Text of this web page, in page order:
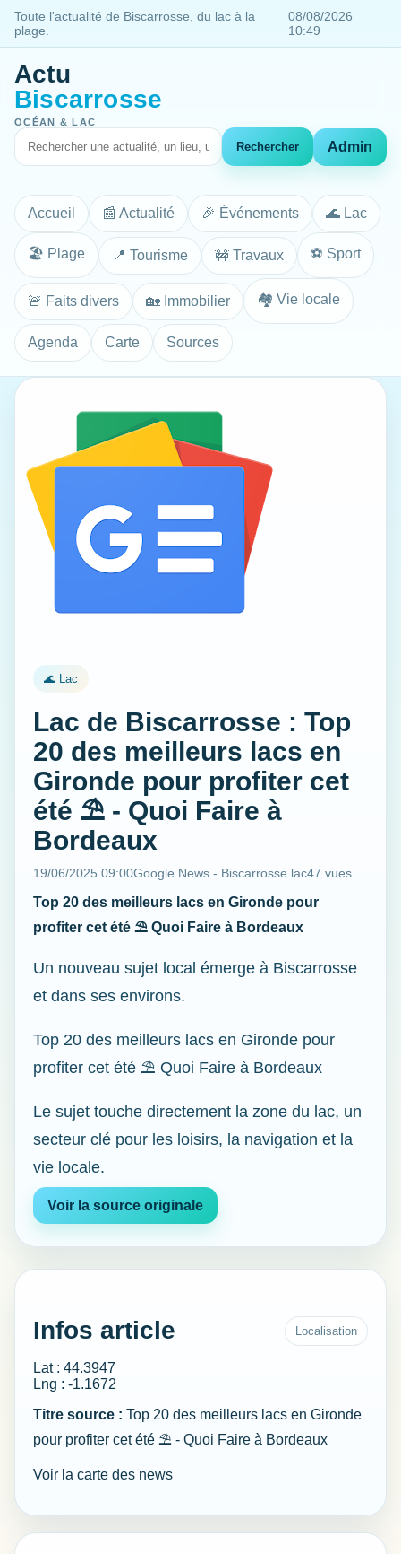
Toute l'actualité de Biscarrosse, du lac à la
plage.
08/08/2026
10:49
Actu
Biscarrosse
OCÉAN & LAC
Rechercher Admin
Accueil 📰 Actualité 🎉 Événements 🌊 Lac
🏖️ Plage 📍 Tourisme 🚧 Travaux ⚽ Sport
🚨 Faits divers 🏡 Immobilier 🏘️ Vie locale
Agenda Carte Sources
🌊 Lac
Lac de Biscarrosse : Top
20 des meilleurs lacs en
Gironde pour profiter cet
été ⛱️ - Quoi Faire à
Bordeaux
19/06/2025 09:00Google News - Biscarrosse lac47 vues
Top 20 des meilleurs lacs en Gironde pour
profiter cet été ⛱️ Quoi Faire à Bordeaux
Un nouveau sujet local émerge à Biscarrosse
et dans ses environs.
Top 20 des meilleurs lacs en Gironde pour
profiter cet été ⛱️ Quoi Faire à Bordeaux
Le sujet touche directement la zone du lac, un
secteur clé pour les loisirs, la navigation et la
vie locale.
Voir la source originale
Infos article Localisation
Lat : 44.3947
Lng : -1.1672
Titre source : Top 20 des meilleurs lacs en Gironde
pour profiter cet été ⛱️ - Quoi Faire à Bordeaux
Voir la carte des news